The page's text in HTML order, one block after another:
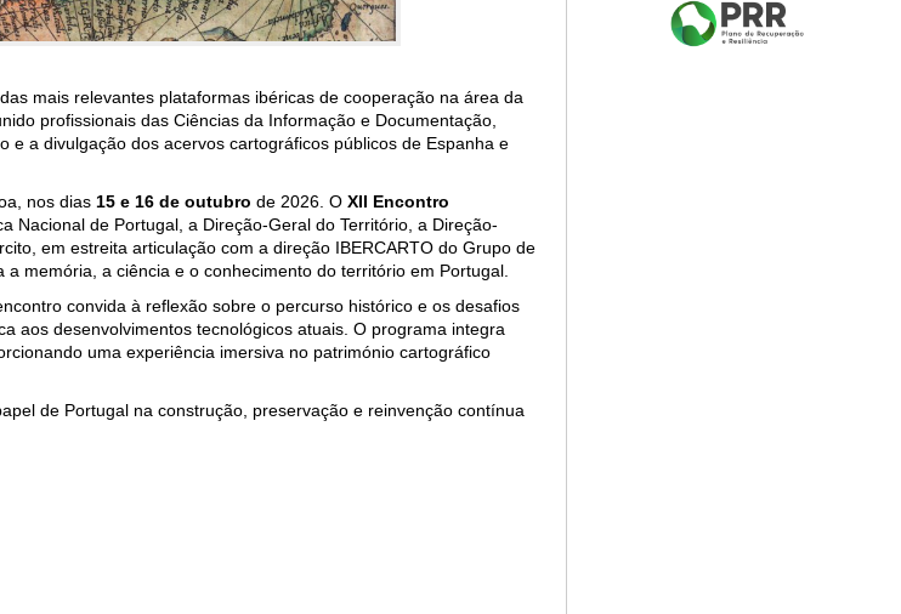
mais relevantes plataformas ibéricas de cooperação na área da
profissionais das Ciências da Informação e Documentação,
a divulgação dos acervos cartográficos públicos de Espanha e
nos dias 15 e 16 de outubro de 2026. O XII Encontro
Nacional de Portugal, a Direção-Geral do Território, a Direção-
em estreita articulação com a direção IBERCARTO do Grupo de
memória, a ciência e o conhecimento do território em Portugal.
convida à reflexão sobre o percurso histórico e os desafios
aos desenvolvimentos tecnológicos atuais. O programa integra
uma experiência imersiva no património cartográfico
de Portugal na construção, preservação e reinvenção contínua